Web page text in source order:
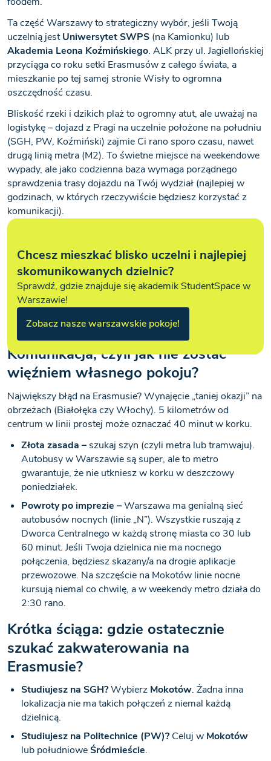
Ta część Warszawy to strategiczny wybór, jeśli Twoją
uczelnią jestUniwersytet SWPS(na Kamionku) lub
Akademia Leona Koźmińskiego. ALK przy ul. Jagiellońskiej
przyciąga co roku setki Erasmusów z całego świata, a
mieszkanie po tej samej stronie Wisły to ogromna
oszczędność czasu.
Bliskość rzeki i dzikich plaż to ogromny atut, ale uważaj na
logistykę – dojazd z Pragi na uczelnie położone na południu
(SGH, PW, Koźmiński) zajmie Ci rano sporo czasu, nawet
drugą linią metra (M2). To świetne miejsce na weekendowe
wypady, ale jako codzienna baza wymaga porządnego
sprawdzenia trasy dojazdu na Twój wydział (najlepiej w
godzinach, w których rzeczywiście będziesz korzystać z
komunikacji).
Chcesz mieszkać blisko uczelni i najlepiej
skomunikowanych dzielnic?
Sprawdź, gdzie znajduje się akademik StudentSpace w
Warszawie!
Zobacz nasze warszawskie pokoje!
Komunikacja, czyli jak nie zostać
więźniem własnego pokoju?
Największy błąd na Erasmusie? Wynajęcie „taniej okazji” na
obrzeżach (Białołęka czy Włochy). 5 kilometrów od
centrum w linii prostej może oznaczać 40 minut w korku.
Złota zasada – szukaj szyn (czyli metra lub tramwaju).
Autobusy w Warszawie są super, ale to metro
gwarantuje, że nie utkniesz w korku w deszczowy
poniedziałek.
Powroty po imprezie –Warszawa ma genialną sieć
autobusów nocnych (linie „N”). Wszystkie ruszają z
Dworca Centralnego w każdą stronę miasta co 30 lub
60 minut. Jeśli Twoja dzielnica nie ma nocnego
połączenia, będziesz skazany/a na drogie aplikacje
przewozowe. Na szczęście na Mokotów linie nocne
kursują niemal co chwilę, a w weekendy metro działa do
2:30 rano.
Krótka ściąga: gdzie ostatecznie
szukać zakwaterowania na
Erasmusie?
Studiujesz na SGH?Wybierz Mokotów. Żadna inna
lokalizacja nie ma takich połączeń z niemal każdą
dzielnicą.
Studiujesz na Politechnice (PW)? Celuj w Mokotów
lub południoweŚródmieście.